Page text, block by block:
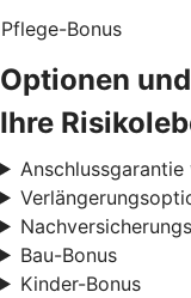
Pflege-Bonus
Optionen
Ihre
Bau-Bonus
Kinder-Bonus